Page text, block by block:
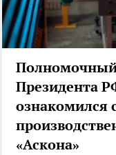
Полномочный
Президента
ознакомился
«Аскона»